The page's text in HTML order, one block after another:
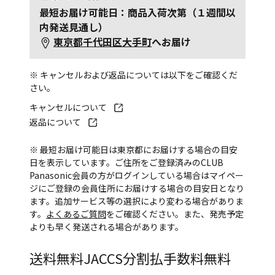
最短お届け可能日：商品入荷次第（１週間以
内発送見通し）
東京都千代田区大手町へお届け
※ キャンセルおよび返品については以下をご確認くだ
さい。
キャンセルについて
返品について
※ 最短お届け可能日は東京都にお届けする場合の目安
日を表示しています。ご住所をご登録済みのCLUB
Panasonic会員の方がログインしている場合はマイペー
ジにご登録の会員住所にお届けする場合の目安日となり
ます。追加サービス等の選択により変わる場合がありま
す。 よくあるご質問をご確認ください。また、発売予定
よりも早く発送される場合があります。
送料無料JACCS分割払手数料無料